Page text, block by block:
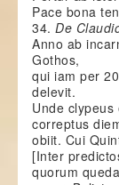
Pace bona
34.De
Anno ab
Gothos,
qui iam per
delevit.
Unde
correptus
obiit. Cui
[Inter
quorum